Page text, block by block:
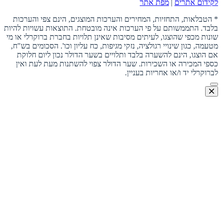
לקידום אתרים | מפת אתר
* הטבלאות, התחזיות, המחירים והערכות המוצגים, הינם צפי והערכות
בלבד. התממשותם על פי הערכות אינה מובטחת. התוצאות עשויות להיות
שונות מכפי שהוצגו, לעיתים מסיבות שאינן תלויות בחברת ברוקרלי או מי
מטעמה, כגון שינויי רגולציה, נזקי מגיפות, כח עליון וכו'. הסכומים בש"ח,
אם הוצגו, הינם להשערה בלבד ותלויים בשער הדולר נכון ליום חלוקת
כספי המכירה או השכירות. שער הדולר צפוי להשתנות מעת לעת ואין
לברוקרלי יד ו/או אחריות בעניין.